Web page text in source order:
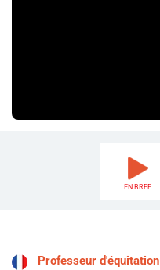
EN BREF
Professeur d'équitation